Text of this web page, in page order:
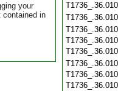
your
in